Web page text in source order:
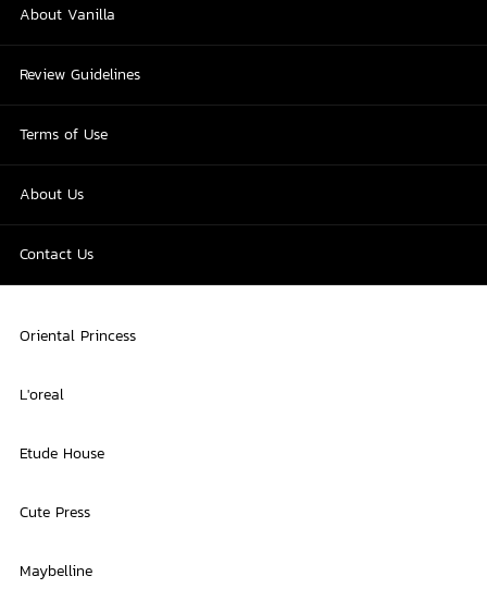
About Vanilla
Review Guidelines
Terms of Use
About Us
Contact Us
Oriental Princess
L'oreal
Etude House
Cute Press
Maybelline